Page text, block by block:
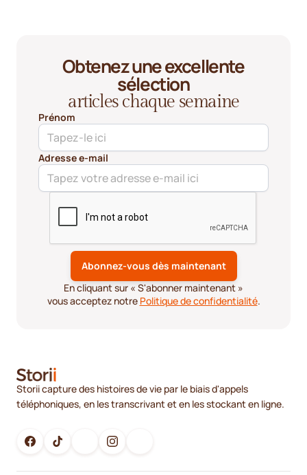
Obtenez une excellente
sélection
articles chaque semaine
Prénom
Adresse e-mail
En cliquant sur « S'abonner maintenant »
vous acceptez notre Politique de confidentialité.
Storii capture des histoires de vie par le biais d'appels
téléphoniques, en les transcrivant et en les stockant en ligne.